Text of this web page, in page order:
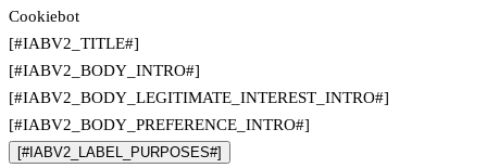
Cookiebot
[#IABV2_TITLE#]
[#IABV2_BODY_INTRO#]
[#IABV2_BODY_LEGITIMATE_INTEREST_INTRO#]
[#IABV2_BODY_PREFERENCE_INTRO#]
[#IABV2_LABEL_PURPOSES#]